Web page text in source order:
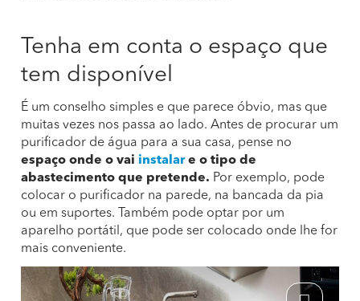
Tenha em conta o espaço que
tem disponível
É um conselho simples e que parece óbvio, mas que
muitas vezes nos passa ao lado. Antes de procurar um
purificador de água para a sua casa, pense no
espaço onde o vai instalare o tipo de
abastecimento que pretende. Por exemplo, pode
colocar o purificador na parede, na bancada da pia
ou em suportes. Também pode optar por um
aparelho portátil, que pode ser colocado onde lhe for
mais conveniente.